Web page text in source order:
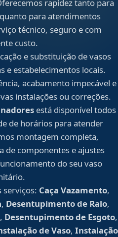
rapidez tanto para
para atendimentos
técnico, seguro e com
custo.
e substituição de vasos
e estabelecimentos locais.
acabamento impecável e
instalações ou correções.
está disponível todos
de horários para atender
montagem completa,
de componentes e ajustes
do seu vaso
serviços: Caça Vazamento,
, Desentupimento de Ralo,
, Desentupimento de Esgoto,
de Vaso, Instalação